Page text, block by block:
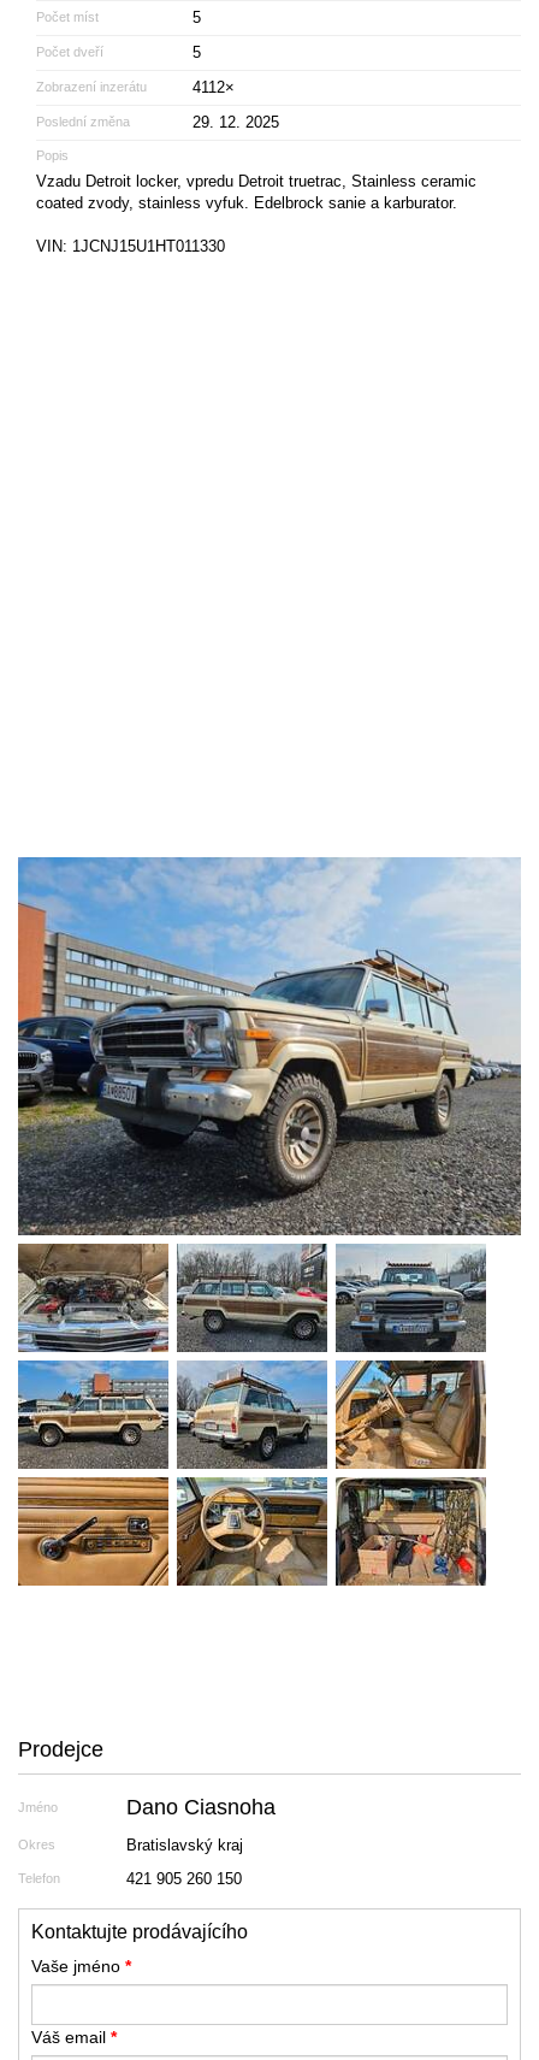
Počet míst 5
Počet dveří 5
Zobrazení inzerátu 4112×
Poslední změna 29. 12. 2025
Popis
Vzadu Detroit locker, vpredu Detroit truetrac, Stainless ceramic
coated zvody, stainless vyfuk. Edelbrock sanie a karburator.
VIN: 1JCNJ15U1HT011330
Prodejce
Jméno Dano Ciasnoha
Okres Bratislavský kraj
Telefon 421 905 260 150
Kontaktujte prodávajícího
Vaše jméno *
Váš email *